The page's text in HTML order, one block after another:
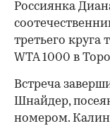
Россиянка
третьего круга
WTA 1000 в
Встреча
Шнайдер,
номером.